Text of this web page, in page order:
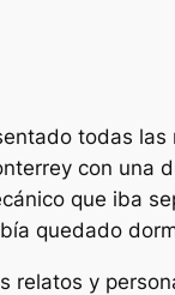
todas
con una
que iba
quedado
relatos y